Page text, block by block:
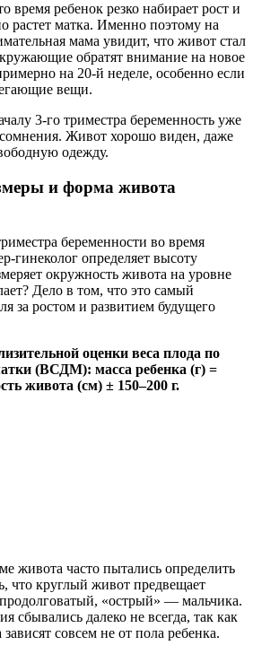
время ребенок резко набирает рост и
растет матка. Именно поэтому на
мама увидит, что живот стал
обратят внимание на новое
на 20-й неделе, особенно если
вещи.
3-го триместра беременность уже
Живот хорошо виден, даже
одежду.
и форма живота
беременности во время
гинеколог определяет высоту
окружность живота на уровне
Дело в том, что это самый
за ростом и развитием будущего
оценки веса плода по
(ВСДМ): масса ребенка (г) =
живота (см) ± 150–200 г.
живота часто пытались определить
что круглый живот предвещает
«острый» — мальчика.
сбывались далеко не всегда, так как
совсем не от пола ребенка.